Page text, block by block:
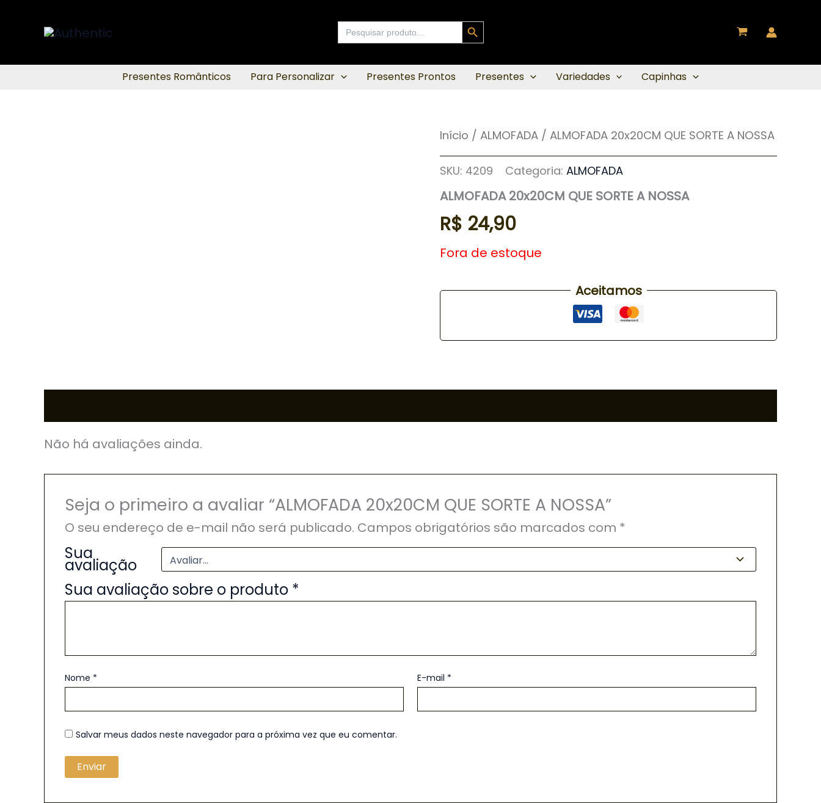
conteúdo
Search
for:
Search Button
Presentes Românticos Para Personalizar Presentes Prontos Presentes Variedades Capinhas
Início / ALMOFADA / ALMOFADA 20x20CM QUE SORTE A NOSSA
SKU: 4209 Categoria: ALMOFADA
ALMOFADA 20x20CM QUE SORTE A NOSSA
R$ 24,90
Fora de estoque
Aceitamos
Não há avaliações ainda.
Seja o primeiro a avaliar “ALMOFADA 20x20CM QUE SORTE A NOSSA”
O seu endereço de e-mail não será publicado. Campos obrigatórios são marcados com *
Sua
avaliação
Sua avaliação sobre o produto *
Nome * E-mail *
Salvar meus dados neste navegador para a próxima vez que eu comentar.